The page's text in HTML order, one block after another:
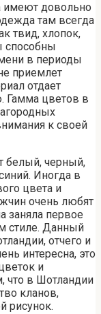
имеют довольно
там всегда
твид, хлопок,
способны
в периоды
приемлет
отдает
Гамма цветов в
к своей
белый, черный,
Иногда в
цвета и
очень любят
заняла первое
стиле. Данный
отчего и
интересна, это
и
что в Шотландии
кланов,
рисунок.